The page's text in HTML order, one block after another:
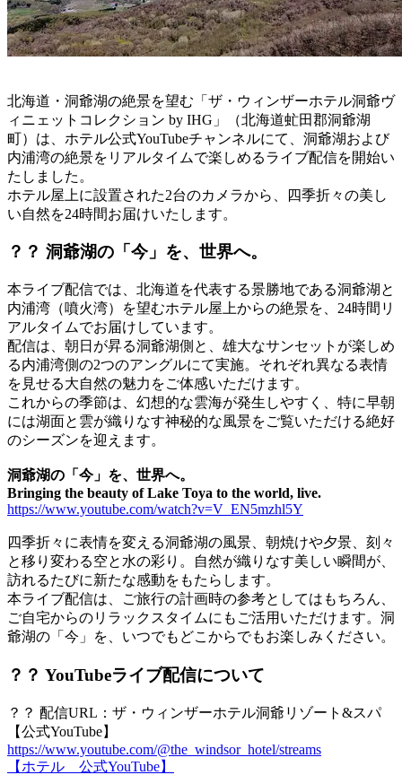
北海道・洞爺湖の絶景を望む「ザ・ウィンザーホテル洞爺ヴ
ィニェットコレクション by IHG」（北海道虻田郡洞爺湖
町）は、ホテル公式YouTubeチャンネルにて、洞爺湖および
内浦湾の絶景をリアルタイムで楽しめるライブ配信を開始い
たしました。
ホテル屋上に設置された2台のカメラから、四季折々の美し
い自然を24時間お届けいたします。
？？ 洞爺湖の「今」を、世界へ。
本ライブ配信では、北海道を代表する景勝地である洞爺湖と
内浦湾（噴火湾）を望むホテル屋上からの絶景を、24時間リ
アルタイムでお届けしています。
配信は、朝日が昇る洞爺湖側と、雄大なサンセットが楽しめ
る内浦湾側の2つのアングルにて実施。それぞれ異なる表情
を見せる大自然の魅力をご体感いただけます。
これからの季節は、幻想的な雲海が発生しやすく、特に早朝
には湖面と雲が織りなす神秘的な風景をご覧いただける絶好
のシーズンを迎えます。
洞爺湖の「今」を、世界へ。
Bringing the beauty of Lake Toya to the world, live.
https://www.youtube.com/watch?v=V_EN5mzhl5Y
四季折々に表情を変える洞爺湖の風景、朝焼けや夕景、刻々
と移り変わる空と水の彩り。自然が織りなす美しい瞬間が、
訪れるたびに新たな感動をもたらします。
本ライブ配信は、ご旅行の計画時の参考としてはもちろん、
ご自宅からのリラックスタイムにもご活用いただけます。洞
爺湖の「今」を、いつでもどこからでもお楽しみください。
？？ YouTubeライブ配信について
？？ 配信URL：ザ・ウィンザーホテル洞爺リゾート&スパ
【公式YouTube】
https://www.youtube.com/@the_windsor_hotel/streams
【ホテル 公式YouTube】